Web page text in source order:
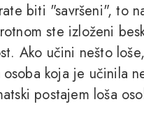
biti "savršeni", to
ste izloženi
Ako učini nešto
koja je učinila
postajem loša